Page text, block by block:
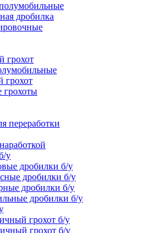
дробилка
грохот
грохот
грохоты
переработки
у
дробилки б/у
дробилки б/у
дробилки б/у
дробилки б/у
грохот б/у
грохот б/у